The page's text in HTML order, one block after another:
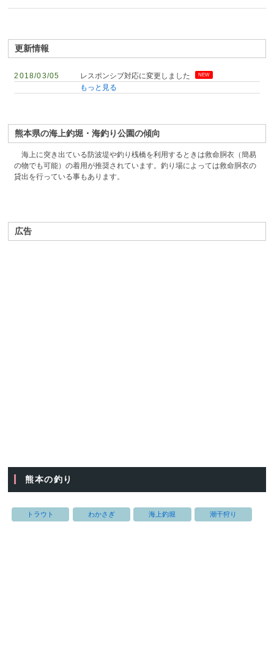
更新情報
2018/03/05 レスポンシブ対応に変更しました NEW
もっと見る
熊本県の海上釣堀・海釣り公園の傾向
海上に突き出ている防波堤や釣り桟橋を利用するときは救命胴衣（簡易
の物でも可能）の着用が推奨されています。釣り場によっては救命胴衣の
貸出を行っている事もあります。
広告
熊本の釣り
トラウト わかさぎ 海上釣堀 潮干狩り